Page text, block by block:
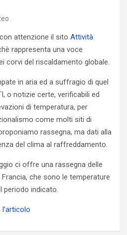
attenzione il sito Attività
rappresenta una voce
corvi del riscaldamento globale.
in aria ed a suffragio di quel
o notizie certe, verificabili ed
di temperatura, per
come molti siti di
rassegna, ma dati alla
del clima al raffreddamento.
ci offre una rassegna delle
che sono le temperature
periodo indicato.
l’articolo